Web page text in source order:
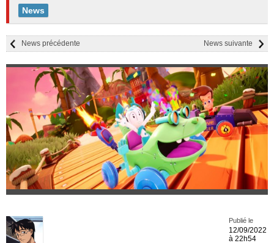
News
News suivante
News précédente
Publié le
12/09/2022
à 22h54